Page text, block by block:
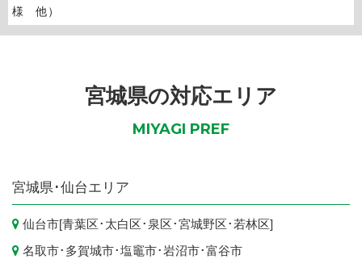
様 他）
宮城県の対応エリア
MIYAGI PREF
宮城県 ･仙台エリア
仙台市[青葉区･ 太白区･ 泉区･宮城野区･ 若林区]
名取市･ 多賀城市･塩竈市･岩沼市･富谷市